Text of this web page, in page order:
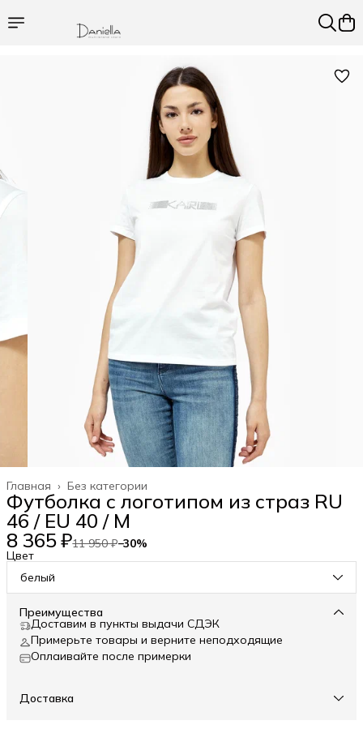
Без категории
Главная ›
Футболка с логотипом из страз RU
46 / EU 40 / M
8 365 ₽11 950 ₽−30%
Цвет
белый
Преимущества
Доставим в пункты выдачи СДЭК
Примерьте товары и верните неподходящие
Оплаивайте после примерки
Доставка